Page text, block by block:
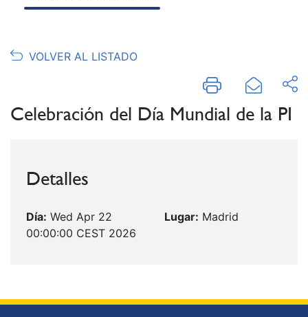
VOLVER AL LISTADO
Celebración del Día Mundial de la PI
Detalles
Día: Wed Apr 22
00:00:00 CEST 2026
Lugar: Madrid